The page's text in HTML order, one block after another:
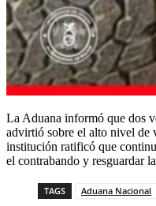
La Aduana informó que dos
advirtió sobre el alto nivel de
institución ratificó que
el contrabando y resguardar
TAGS Aduana Nacional